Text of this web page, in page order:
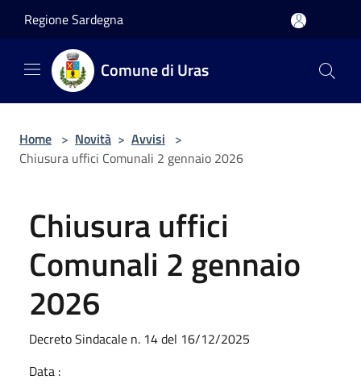
Regione Sardegna
Comune di Uras
Home > Novità > Avvisi >
Chiusura uffici Comunali 2 gennaio 2026
Chiusura uffici
Comunali 2 gennaio
2026
Decreto Sindacale n. 14 del 16/12/2025
Data :